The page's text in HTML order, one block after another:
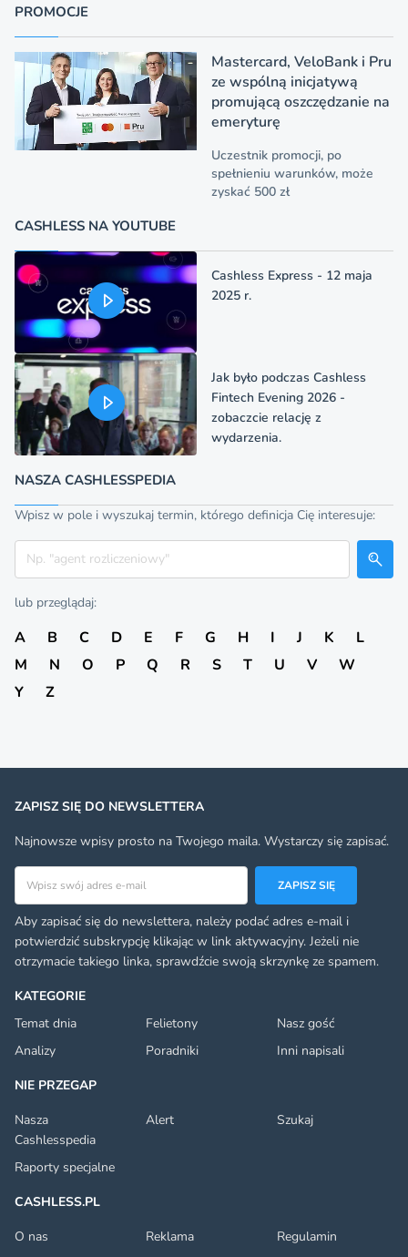
PROMOCJE
Mastercard, VeloBank i Pru
ze wspólną inicjatywą
promującą oszczędzanie na
emeryturę
Uczestnik promocji, po
spełnieniu warunków, może
zyskać 500 zł
CASHLESS NA YOUTUBE
Cashless Express - 12 maja
2025 r.
Jak było podczas Cashless
Fintech Evening 2026 -
zobaczcie relację z
wydarzenia.
NASZA CASHLESSPEDIA
Wpisz w pole i wyszukaj termin, którego definicja Cię interesuje:
Szukaj
lub przeglądaj:
A B C D E F G H I J K
L
M
N O P Q R S T U V
W
Y
Z
KATEGORIE
Temat dnia
Felietony
Nasz gość
Analizy
Poradniki
Inni napisali
NIE PRZEGAP
Nasza
Cashlesspedia
Alert Szukaj
Raporty specjalne
CASHLESS.PL
O nas
Reklama
Regulamin
ZAPISZ SIĘ DO NEWSLETTERA
Najnowsze wpisy prosto na Twojego maila. Wystarczy się zapisać.
Adres email
ZAPISZ SIĘ
Aby zapisać się do newslettera, należy podać adres e-mail i
potwierdzić subskrypcję klikając w link aktywacyjny. Jeżeli nie
otrzymacie takiego linka, sprawdźcie swoją skrzynkę ze spamem.